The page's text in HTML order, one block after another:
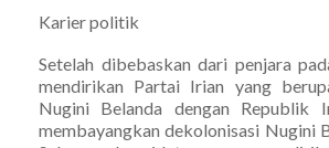
Karier politik
Setelah dibebaskan dari penjara
mendirikan Partai Irian yang
Nugini Belanda dengan Republik
membayangkan dekolonisasi Nugini